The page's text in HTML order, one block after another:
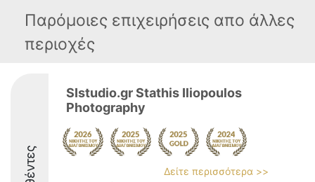
Παρόμοιες επιχειρήσεις απο άλλες
περιοχές
SIstudio.gr Stathis Iliopoulos
Photography
Δείτε περισσότερα >>